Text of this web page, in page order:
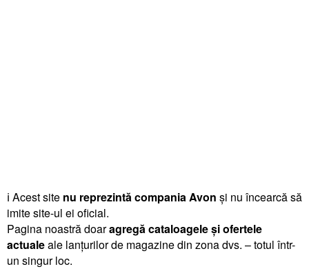
ℹ️ Acest site nu reprezintă compania Avon și nu încearcă să
imite site-ul ei oficial.
Pagina noastră doaragregă cataloagele și ofertele
actualeale lanțurilor de magazine din zona dvs. – totul într-
un singur loc.